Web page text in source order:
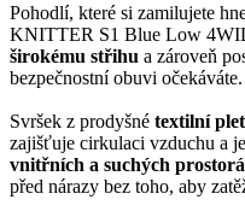
Pohodlí, které si zamilujete
KNITTER S1 Blue Low
širokému střihu a zároveň
bezpečnostní obuvi očekáváte.
Svršek z prodyšné textilní
zajišťuje cirkulaci vzduchu a
vnitřních a suchých
před nárazy bez toho, aby